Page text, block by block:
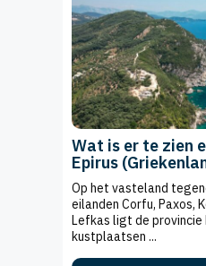
Wat is er te zien
Epirus
Op het vasteland
eilanden Corfu, Paxos,
Lefkas ligt de provincie
kustplaatsen ...